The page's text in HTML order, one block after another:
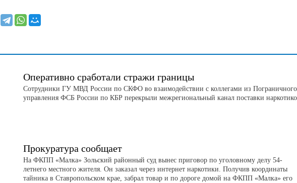
Оперативно сработали стражи границы
Сотрудники ГУ МВД России по СКФО во взаимодействии с коллегами из Пограничного
управления ФСБ России по КБР перекрыли межрегиональный канал поставки
Прокуратура сообщает
На ФКПП «Малка» Зольский районный суд вынес приговор по уголовному делу 54-
летнего местного жителя. Он заказал через интернет наркотики. Получив координаты
тайника в Ставропольском крае, забрал товар и по дороге домой на ФКПП «Малка» его